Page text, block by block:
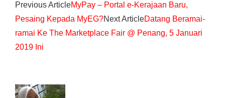
Previous ArticleMyPay – Portal e-Kerajaan Baru,
Pesaing Kepada MyEG?Next ArticleDatang Beramai-
ramai Ke The Marketplace Fair @ Penang, 5 Januari
2019 Ini